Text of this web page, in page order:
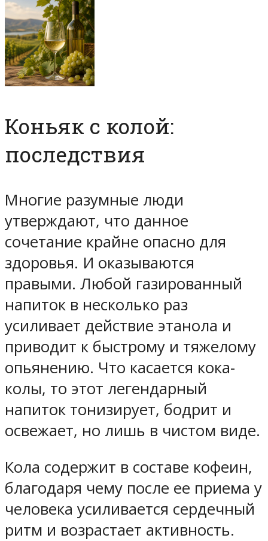
Коньяк с колой:
последствия
Многие разумные люди
утверждают, что данное
сочетание крайне опасно для
здоровья. И оказываются
правыми. Любой газированный
напиток в несколько раз
усиливает действие этанола и
приводит к быстрому и тяжелому
опьянению. Что касается кока-
колы, то этот легендарный
напиток тонизирует, бодрит и
освежает, но лишь в чистом виде.
Кола содержит в составе кофеин,
благодаря чему после ее приема у
человека усиливается сердечный
ритм и возрастает активность.